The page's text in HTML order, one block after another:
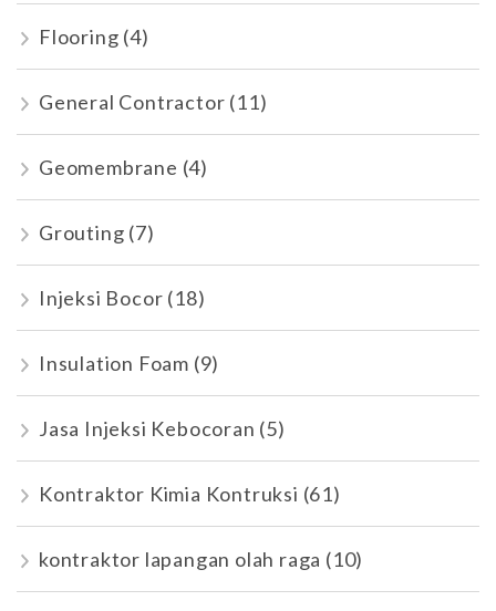
Flooring (4)
General Contractor (11)
Geomembrane (4)
Grouting (7)
Injeksi Bocor (18)
Insulation Foam (9)
Jasa Injeksi Kebocoran (5)
Kontraktor Kimia Kontruksi (61)
kontraktor lapangan olah raga (10)